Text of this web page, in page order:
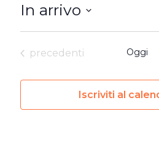
In arrivo
Seleziona
la Eventi
precedenti Oggi
Iscriviti al